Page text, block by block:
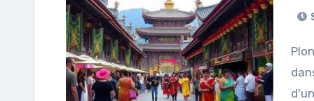
Plonger au cœur d'un festival culturel, c'est plonger